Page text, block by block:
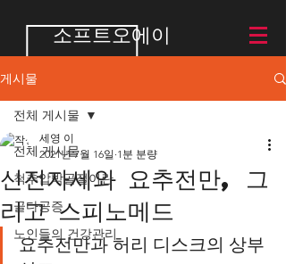
소프트오에이
게시물
전체 게시물
척추압박골절이란
골다공증
노인들의 건강관리
전체 게시물
신전자세와 요추전만, 그
리고 스피노메드
세영 이
2021년 7월 16일 1분 분량
요추전만과 허리 디스크의 상부